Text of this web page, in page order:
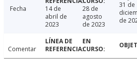
Fecha
14 de
abril de
2023
28 de
agosto
de 2023
31 de
de
Comentar